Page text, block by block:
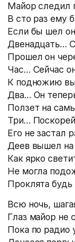
Майор следил
В сто раз ему
Если бы шел
Двенадцать…
Прошел он
Час… Сейчас
К подножию
Два… Он
Ползет на
Три…
Его не застал
Деев вышел
Как ярко
Не могла
Проклята будь
Всю ночь,
Глаз майор не
Пока по радио